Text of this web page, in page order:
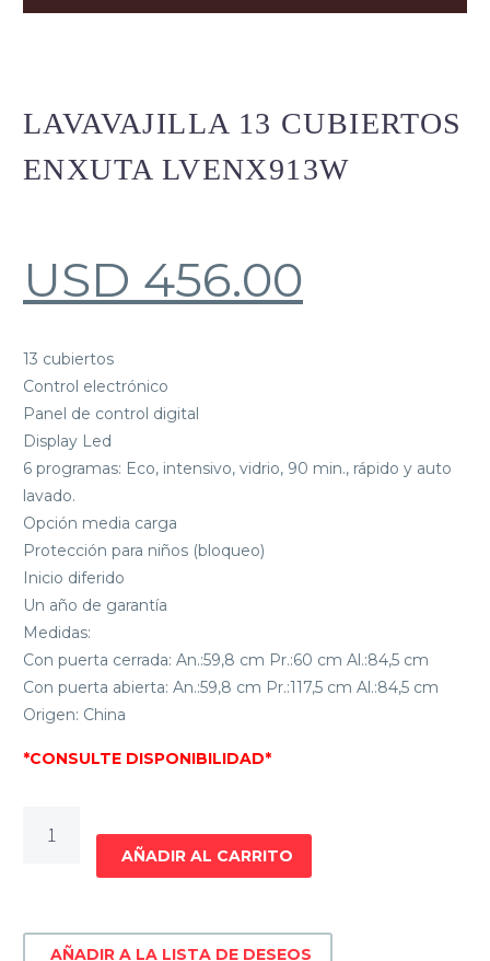
LAVAVAJILLA 13 CUBIERTOS
ENXUTA LVENX913W
USD 456.00
13 cubiertos
Control electrónico
Panel de control digital
Display Led
6 programas: Eco, intensivo, vidrio, 90 min., rápido y auto
lavado.
Opción media carga
Protección para niños (bloqueo)
Inicio diferido
Un año de garantía
Medidas:
Con puerta cerrada: An.:59,8 cm Pr.:60 cm Al.:84,5 cm
Con puerta abierta: An.:59,8 cm Pr.:117,5 cm Al.:84,5 cm
Origen: China
*CONSULTE DISPONIBILIDAD*
CUBIERTOS
LVENX913W
cantidad
AÑADIR AL CARRITO
AÑADIR A LA LISTA DE DESEOS